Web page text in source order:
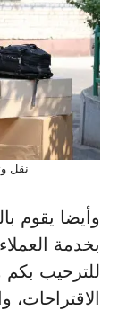
نقل
وأيضا يقوم
بخدمة
للترحيب بكم